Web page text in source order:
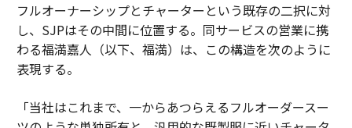
フルオーナーシップとチャーターという既存の二択に対
し、SJPはその中間に位置する。同サービスの営業に携
わる福満嘉人（以下、福満）は、この構造を次のように
表現する。
「当社はこれまで、一からあつらえるフルオーダースー